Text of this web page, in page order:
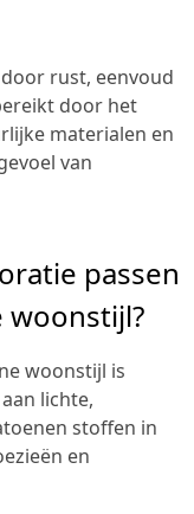
rust, eenvoud
door het
materialen en
van
passen
woonstijl?
woonstijl is
lichte,
stoffen in
en